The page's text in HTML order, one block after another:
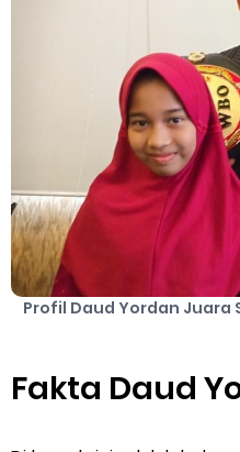
Profil Daud Yordan Juara
Fakta Daud